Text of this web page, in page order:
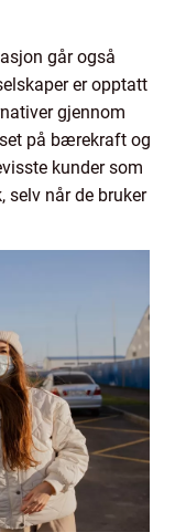
går også
er opptatt
gjennom
på bærekraft og
kunder som
selv når de bruker